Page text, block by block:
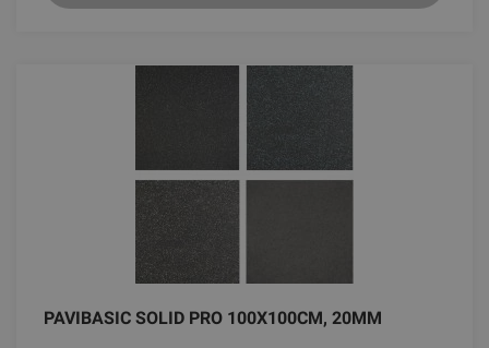
PAVIBASIC SOLID PRO 100X100CM, 20MM